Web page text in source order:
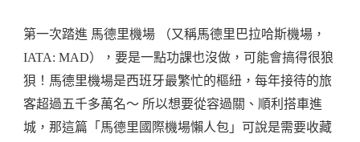
包：
機
場
簡
介、
第一次踏進 馬德里機場 （又稱馬德里巴拉哈斯機場，
IATA: MAD），要是一點功課也沒做，可能會搞得很狼
狽！馬德里機場是西班牙最繁忙的樞紐，每年接待的旅
客超過五千多萬名～ 所以想要從容過關、順利搭車進
城，那這篇「馬德里國際機場懶人包」可說是需要收藏